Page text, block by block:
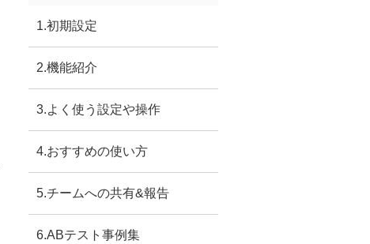
1.初期設定
2.機能紹介
3.よく使う設定や操作
4.おすすめの使い方
5.チームへの共有&報告
6.ABテスト事例集